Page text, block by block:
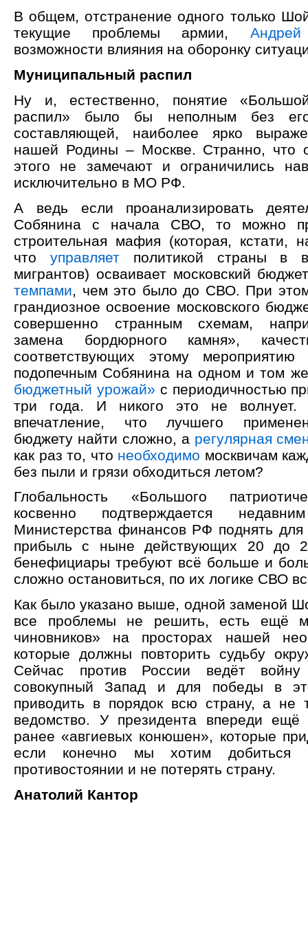
В общем, отстранение одного только
текущие проблемы армии,
возможности влияния на оборонку
Муниципальный распил
Ну и, естественно, понятие «Большой
распил» было бы неполным без его
составляющей, наиболее ярко
нашей Родины – Москве. Странно, что
этого не замечают и ограничились
исключительно в МО РФ.
А ведь если проанализировать
Собянина с начала СВО, то можно
строительная мафия (которая, кстати,
что управляетполитикой страны в
мигрантов) осваивает московский
темпами , чем это было до СВО. При
грандиозное освоение московского
совершенно странным схемам,
замена бордюрного камня»,
соответствующих этому мероприятию
подопечным Собянина на одном и том
бюджетный урожай» с периодичностью
три года. И никого это не волнует.
впечатление, что лучшего
бюджету найти сложно, а регулярная
как раз то, что необходимо москвичам
без пыли и грязи обходиться летом?
Глобальность «Большого
косвенно подтверждается
Министерства финансов РФ поднять для
прибыль с ныне действующих 20 до
бенефициары требуют всё больше и
сложно остановиться, по их логике СВО
Как было указано выше, одной заменой
все проблемы не решить, есть ещё
чиновников» на просторах нашей
которые должны повторить судьбу
Сейчас против России ведёт
совокупный Запад и для победы в
приводить в порядок всю страну, а не
ведомство. У президента впереди ещё
ранее «авгиевых конюшен», которые
если конечно мы хотим
противостоянии и не потерять страну.
Анатолий Кантор